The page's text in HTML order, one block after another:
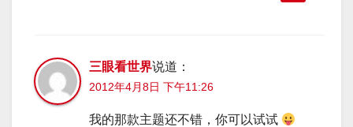
三眼看世界说道：
2012年4月8日 下午11:26
我的那款主题还不错，你可以试试